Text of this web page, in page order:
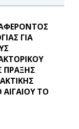
ΓΙΑ
ΠΡΑΞΗΣ
ΤΟ